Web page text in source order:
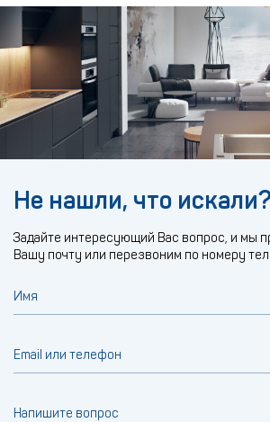
Не нашли, что искали?
Задайте интересующий Вас вопрос, и мы
Вашу почту или перезвоним по номеру
Имя
Email или телефон
Напишите вопрос